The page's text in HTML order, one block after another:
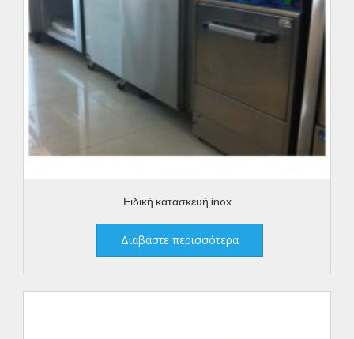
Ειδική κατασκευή inox
Διαβάστε περισσότερα